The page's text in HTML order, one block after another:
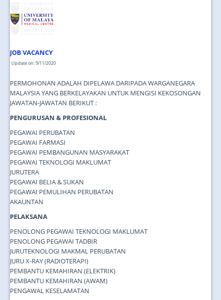
JOB VACANCY
Update on: 9/11/2020
PERMOHONAN ADALAH DIPELAWA DARIPADA WARGANEGARA
MALAYSIA YANG BERKELAYAKAN UNTUK MENGISI KEKOSONGAN
JAWATAN-JAWATAN BERIKUT :
PENGURUSAN & PROFESIONAL
PEGAWAI PERUBATAN
PEGAWAI FARMASI
PEGAWAI PEMBANGUNAN MASYARAKAT
PEGAWAI TEKNOLOGI MAKLUMAT
JURUTERA
PEGAWAI BELIA & SUKAN
PEGAWAI PEMULIHAN PERUBATAN
AKAUNTAN
PELAKSANA
PENOLONG PEGAWAI TEKNOLOGI MAKLUMAT
PENOLONG PEGAWAI TADBIR
JURUTEKNOLOGI MAKMAL PERUBATAN
JURU X-RAY (RADIOTERAPI)
PEMBANTU KEMAHIRAN (ELEKTRIK)
PEMBANTU KEMAHIRAN (AWAM)
PENGAWAL KESELAMATAN